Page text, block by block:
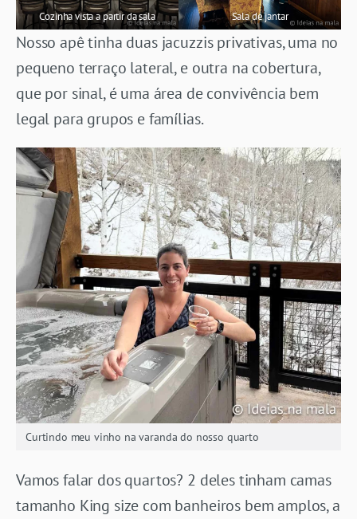
Cozinha vista a partir da sala Sala de jantar
Nosso apê tinha duas jacuzzis privativas, uma no
pequeno terraço lateral, e outra na cobertura,
que por sinal, é uma área de convivência bem
legal para grupos e famílias.
Curtindo meu vinho na varanda do nosso quarto
Vamos falar dos quartos? 2 deles tinham camas
tamanho King size com banheiros bem amplos, a